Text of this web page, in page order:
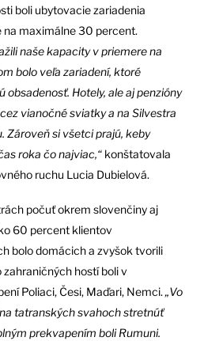
boli ubytovacie zariadenia
maximálne 30 percent.
naše kapacity v priemere na
bolo veľa zariadení, ktoré
Hotely, ale aj penzióny
vianočné sviatky a na Silvestra
Zároveň si všetci prajú, keby
roka čo najviac,“ konštatovala
ruchu Lucia Dubielová.
počuť okrem slovenčiny aj
60 percent klientov
bolo domácich a zvyšok tvorili
hostí boli v
Poliaci, Česi, Maďari, Nemci.„Vo
tatranských svahoch stretnúť
prekvapením boli Rumuni.